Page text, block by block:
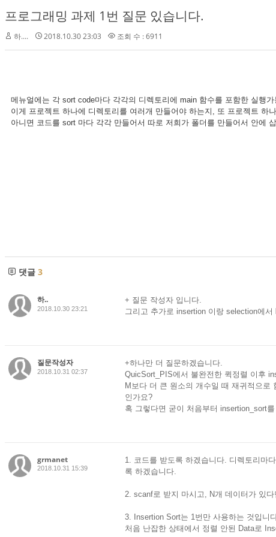
프로그래밍 과제 1번 질문 있습니다.
하.... 2018.10.30 23:03 조회 수 : 6911
메뉴얼에는 각 sort code마다 각각의 디렉토리에 main 함수를 포함한 실행
이게 프로젝트 하나에 디렉토리를 여러개 만들어야 하는지, 또 프로젝트 하
아니면 코드를 sort 마다 각각 만들어서 따로 저희가 폴더를 만들어서 안에
댓글 3
하..
2018.10.30 23:21
+ 질문 작성자 입니다.
그리고 추가로 insertion 이랑 selection에
질문작성자
2018.10.31 02:37
+하나만 더 질문하겠습니다.
QuicSort_PIS에서 불완전한 퀵정렬 이후
M보다 더 큰 원소의 개수일 때 재귀적으
인가요?
혹 그렇다면 굳이 처음부터 insertion_sort
grmanet
2018.10.31 15:39
1. 코드를 받도록 하겠습니다. 디렉토리마
록 하겠습니다.
2. scanf로 받지 마시고, N개 데이터가 있
3. Insertion Sort는 1번만 사용하는 것입니
처음 난잡한 상태에서 정렬 안된 Data로